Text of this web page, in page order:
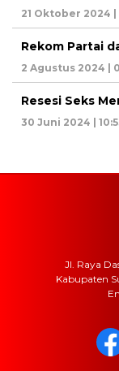
21 Oktober 2024 |
Rekom Partai
2 Agustus 2024 |
Resesi Seks
30 Juni 2024 |
Jl. Raya
Kabupaten